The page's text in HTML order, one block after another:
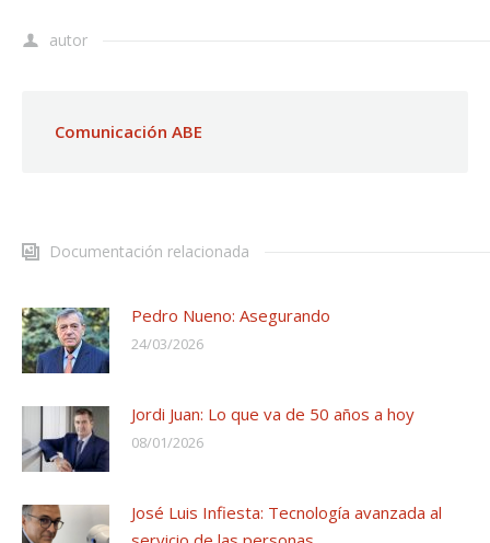
autor
Comunicación ABE
Documentación relacionada
Pedro Nueno: Asegurando
24/03/2026
Jordi Juan: Lo que va de 50 años a hoy
08/01/2026
José Luis Infiesta: Tecnología avanzada al